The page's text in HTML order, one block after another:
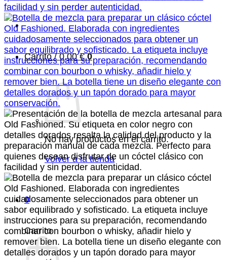
Carrito /0,00€ 0
No hay productos en el carrito.
Volver a la tienda
0
Carrito